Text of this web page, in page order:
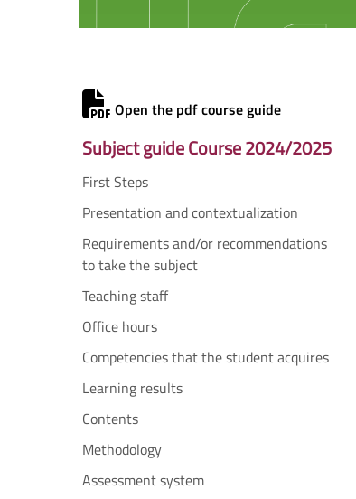
Open the pdf course guide
Subject guide Course 2024/2025
First Steps
Presentation and contextualization
Requirements and/or recommendations
to take the subject
Teaching staff
Office hours
Competencies that the student acquires
Learning results
Contents
Methodology
Assessment system